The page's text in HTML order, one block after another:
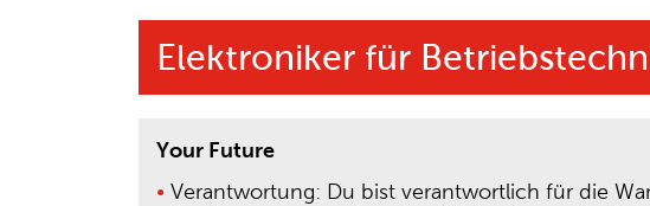
Elektroniker für
Your Future
Verantwortung: Du bist verantwortlich für die